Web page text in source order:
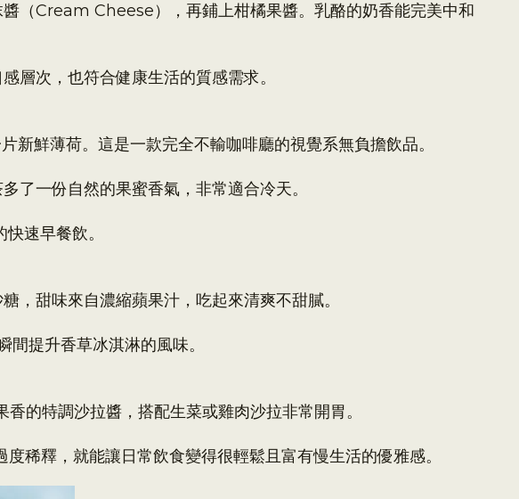
（Cream Cheese），再鋪上柑橘果醬。乳酪的奶香能完美中和
層次，也符合健康生活的質感需求。
鮮薄荷。這是一款完全不輸咖啡廳的視覺系無負擔飲品。
了一份自然的果蜜香氣，非常適合冷天。
速早餐飲。
，甜味來自濃縮蘋果汁，吃起來清爽不甜膩。
提升香草冰淇淋的風味。
的特調沙拉醬，搭配生菜或雞肉沙拉非常開胃。
稀釋，就能讓日常飲食變得很輕鬆且富有慢生活的優雅感。